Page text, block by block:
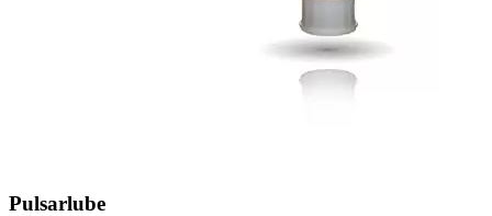
Pulsarlube